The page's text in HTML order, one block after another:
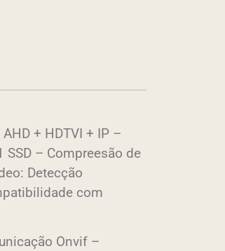
+ HDTVI + IP –
SSD – Compreesão de
Detecção
com
Onvif –